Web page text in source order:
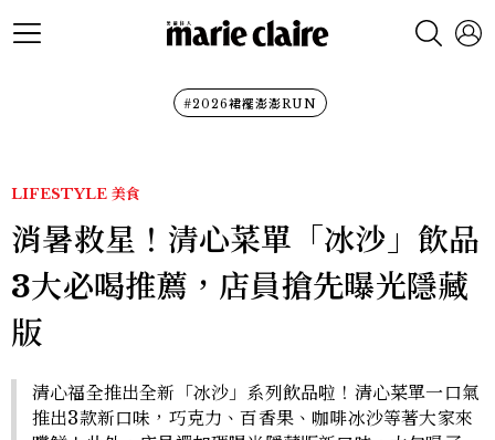
#2026裙襬澎澎RUN
LIFESTYLE 美食
消暑救星！清心菜單「冰沙」飲品
3大必喝推薦，店員搶先曝光隱藏
版
清心福全推出全新「冰沙」系列飲品啦！清心菜單一口氣
推出3款新口味，巧克力、百香果、咖啡冰沙等著大家來